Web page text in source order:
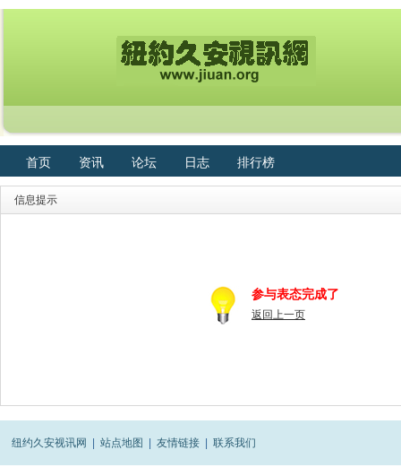
首页 资讯 论坛 日志 排行榜
信息提示
参与表态完成了
返回上一页
纽约久安视讯网 站点地图 友情链接 联系我们